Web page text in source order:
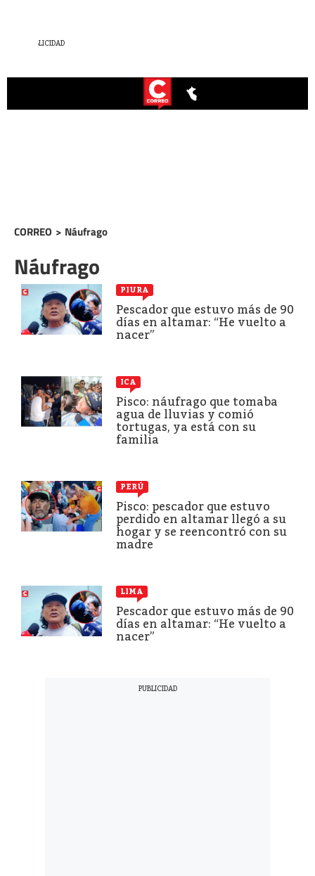
CORREO > Náufrago
Náufrago
PIURA
Pescador que estuvo más de 90
días en altamar: “He vuelto a
nacer”
ICA
Pisco: náufrago que tomaba
agua de lluvias y comió
tortugas, ya está con su
familia
PERÚ
Pisco: pescador que estuvo
perdido en altamar llegó a su
hogar y se reencontró con su
madre
LIMA
Pescador que estuvo más de 90
días en altamar: “He vuelto a
nacer”